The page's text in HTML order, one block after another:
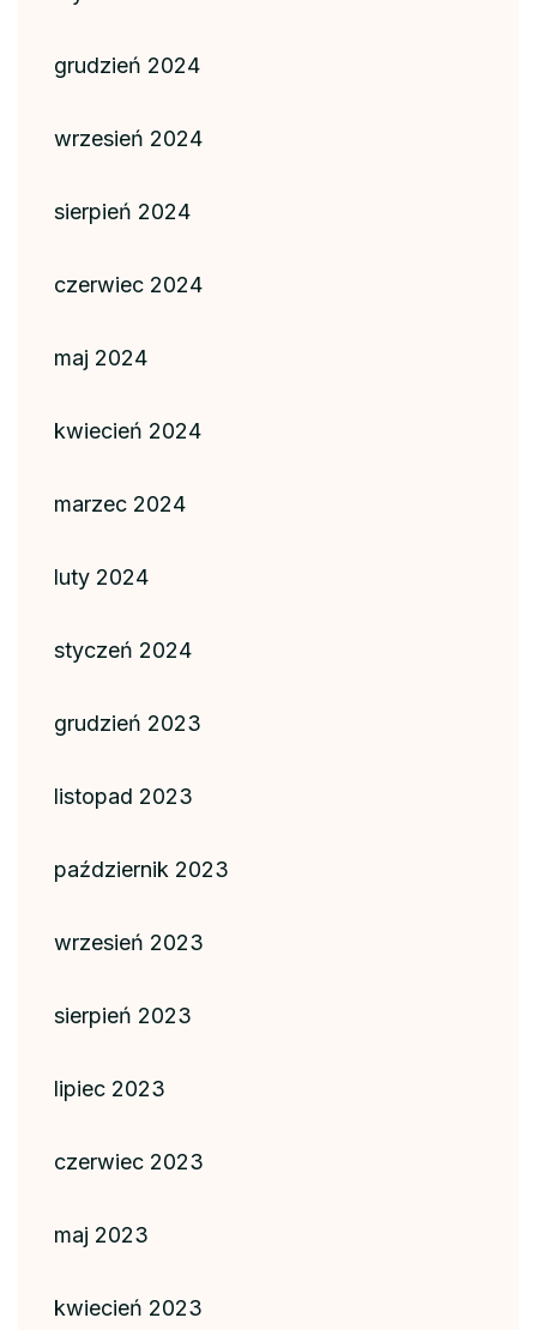
grudzień 2024
wrzesień 2024
sierpień 2024
czerwiec 2024
maj 2024
kwiecień 2024
marzec 2024
luty 2024
styczeń 2024
grudzień 2023
listopad 2023
październik 2023
wrzesień 2023
sierpień 2023
lipiec 2023
czerwiec 2023
maj 2023
kwiecień 2023